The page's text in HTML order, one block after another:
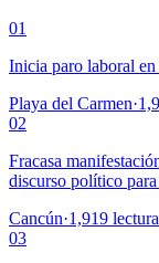
01
Inicia paro laboral
Playa del Carmen·
02
Fracasa
discurso político
Cancún·1,919
03